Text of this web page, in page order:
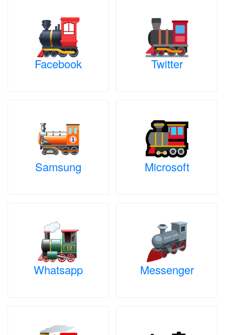
Facebook Twitter
Samsung Microsoft
Whatsapp Messenger